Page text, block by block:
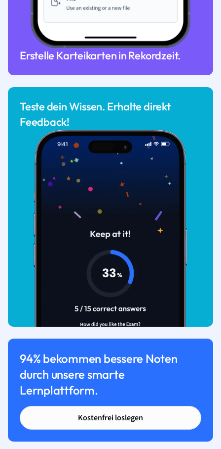
Erstelle Karteikarten in Rekordzeit.
Teste dein Wissen. Erhalte direkt
Feedback!
94% bekommen bessere Noten
durch unsere smarte
Lernplattform.
Kostenfrei loslegen